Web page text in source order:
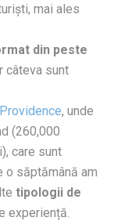
mai ales
din peste
câteva sunt
, unde
(260,000
care sunt
o săptămână am
tipologii de
experiență.